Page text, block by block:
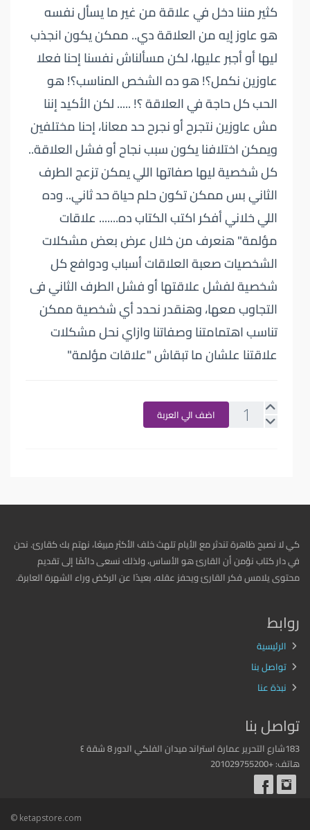
كثير مننا دخل في علاقة من غير ما يسأل نفسه
هو عاوز إيه من العلاقة دي.. ممكن يكون انجذب
ليها أو أجبر عليها، لكن مسألناش نفسنا إحنا فعلا
عاوزين نكمل؟! هو ده الشخص المناسب؟! هو
الحب كل حاجة في العلاقة ؟! ..... لكن الأكيد إننا
مش عاوزين نتجرح أو نجرح حد معانا، إحنا مختلفين
ويمكن اختلافنا يكون سبب نجاح أو فشل العلاقة..
كل شخصية ليها صفاتها اللي يمكن تزعج الطرف
الثاني بس ممكن تكون حلم حياة حد ثاني.. وده
اللي خلاني أفكر اكتب الكتاب ده....... علاقات
مؤلمة" هنعرف من خلال عرض بعض مشكلات
الشخصيات صعبة العلاقات أسباب ودوافع كل
شخصية لفشل علاقتها أو فشل الطرف الثاني فى
التجاوب معها، وهنقدر نحدد أي شخصية ممكن
تناسب اهتمامتنا وصفاتنا وازاي نحل مشكلات
علاقتنا علشان ما تبقاش "علاقات مؤلمة"
اضف الي العربة
كي لا نصبح ظاهرة تندثر مع الأيام تلهث خلف الأكثر مبيعًا، نهتم بك كقارئ. نحن
في دار كتاب نؤمن أن القارئ هو الأساس، ولذلك نسعى دائمًا إلى تقديم
محتوى يلامس فكر القارئ ويحفز عقله، بعيدًا عن الركض وراء الشهرة العابرة.
روابط
الرئيسية
تواصل بنا
نبذة عنا
تواصل بنا
183شارع التحرير عمارة استراند ميدان الفلكي الدور 8 شقة ٤
هاتف: +201029755200
© ketapstore.com